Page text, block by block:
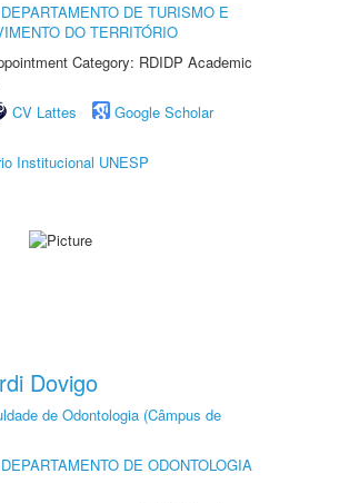
DEPARTAMENTO DE TURISMO E
DO TERRITÓRIO
Category: RDIDP Academic
CV Lattes
Google Scholar
Institucional UNESP
Dovigo
de Odontologia (Câmpus de
DEPARTAMENTO DE ODONTOLOGIA